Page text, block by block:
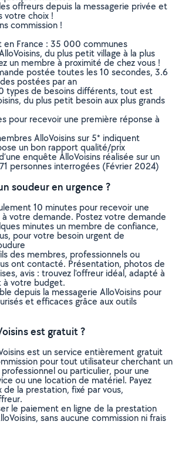
offreurs depuis la messagerie privée et
votre choix !
commission !
en France : 35 000 communes
du plus petit village à la plus
un membre à proximité de chez vous !
postée toutes les 10 secondes, 3.6
postées par an
types de besoins différents, tout est
du plus petit besoin aux plus grands
pour recevoir une première réponse à
AlloVoisins sur 5* indiquent
un bon rapport qualité/prix
enquête AlloVoisins réalisée sur un
personnes interrogées (Février 2024)
soudeur en urgence ?
10 minutes pour recevoir une
votre demande. Postez votre demande
minutes un membre de confiance,
pour votre besoin urgent de
des membres, professionnels ou
ont contacté. Présentation, photos de
avis : trouvez l'offreur idéal, adapté à
votre budget.
depuis la messagerie AlloVoisins pour
et efficaces grâce aux outils
est gratuit ?
est un service entièrement gratuit
pour tout utilisateur cherchant un
ou particulier, pour une
ou une location de matériel. Payez
de la prestation, fixé par vous,
le paiement en ligne de la prestation
sans aucune commission ni frais